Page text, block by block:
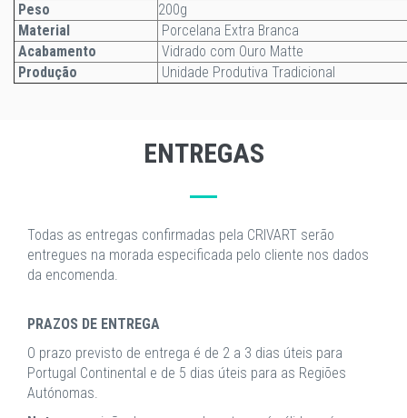
Peso
200g
Material
Porcelana Extra Branca
Acabamento
Vidrado com Ouro Matte
Produção
Unidade Produtiva Tradicional
ENTREGAS
Todas as entregas confirmadas pela CRIVART serão
entregues na morada especificada pelo cliente nos dados
da encomenda.
PRAZOS DE ENTREGA
O prazo previsto de entrega é de 2 a 3 dias úteis para
Portugal Continental e de 5 dias úteis para as Regiões
Autónomas.